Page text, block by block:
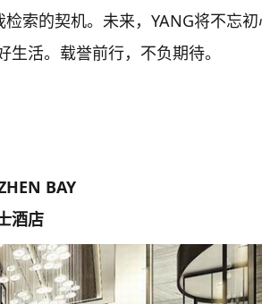
索的契机。未来，YANG将不忘
活。载誉前行，不负期待。
BAY
酒店